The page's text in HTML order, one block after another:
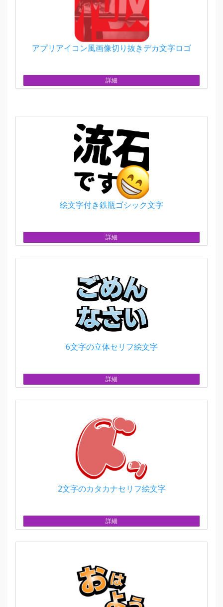
アプリアイコン風画像切り抜きデカ文字ロゴ
詳細
絵文字付き鉄瓶ゴシック文字
詳細
6文字の立体セリフ絵文字
詳細
2文字のカタカナセリフ絵文字
詳細